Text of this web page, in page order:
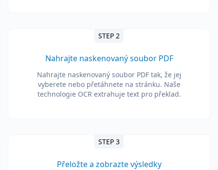
STEP 2
Nahrajte naskenovaný soubor PDF
Nahrajte naskenovaný soubor PDF tak, že jej
vyberete nebo přetáhnete na stránku. Naše
technologie OCR extrahuje text pro překlad.
STEP 3
Přeložte a zobrazte výsledky